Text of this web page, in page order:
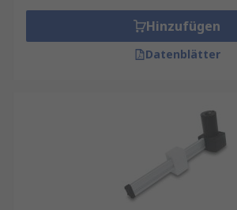
Hinzufügen
Datenblätter